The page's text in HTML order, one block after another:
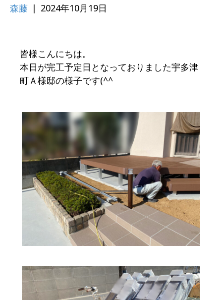
森藤 | 2024年10月19日
皆様こんにちは。
本日が完工予定日となっておりました宇多津
町Ａ様邸の様子です(^^ゞ